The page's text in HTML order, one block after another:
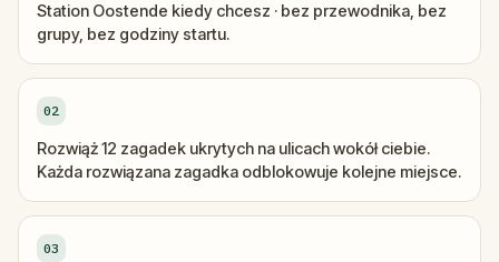
Station Oostende kiedy chcesz · bez przewodnika, bez
grupy, bez godziny startu.
02
Rozwiąż 12 zagadek ukrytych na ulicach wokół ciebie.
Każda rozwiązana zagadka odblokowuje kolejne miejsce.
03